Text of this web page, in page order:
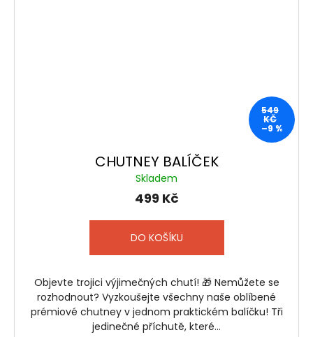
549
KČ
–9 %
CHUTNEY BALÍČEK
Skladem
499 Kč
DO KOŠÍKU
Objevte trojici výjimečných chutí! 🎁 Nemůžete se
rozhodnout? Vyzkoušejte všechny naše oblíbené
prémiové chutney v jednom praktickém balíčku! Tři
jedinečné příchutě, které...